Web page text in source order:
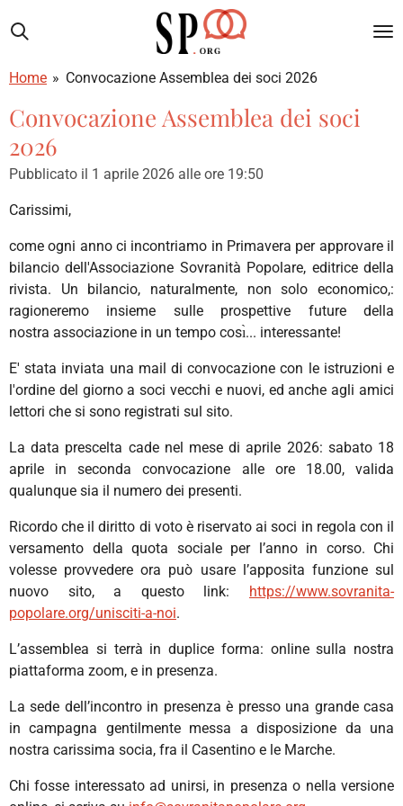
al
principale
Home » Convocazione Assemblea dei soci 2026
Convocazione Assemblea dei soci
2026
Pubblicato il 1 aprile 2026 alle ore 19:50
Carissimi,
come ogni anno ci incontriamo in Primavera per approvare il
bilancio dell'Associazione Sovranità Popolare, editrice della
rivista. Un bilancio, naturalmente, non solo economico,:
ragioneremo insieme sulle prospettive future della
nostra associazione in un tempo cosı̀... interessante!
E' stata inviata una mail di convocazione con le istruzioni e
l'ordine del giorno a soci vecchi e nuovi, ed anche agli amici
lettori che si sono registrati sul sito.
La data prescelta cade nel mese di aprile 2026: sabato 18
aprile in seconda convocazione alle ore 18.00, valida
qualunque sia il numero dei presenti.
Ricordo che il diritto di voto è riservato ai soci in regola con il
versamento della quota sociale per l’anno in corso. Chi
volesse provvedere ora può usare l’apposita funzione sul
nuovo sito, a questo link: https://www.sovranita-
popolare.org/unisciti-a-noi.
L’assemblea si terrà in duplice forma: online sulla nostra
piattaforma zoom, e in presenza.
La sede dell’incontro in presenza è presso una grande casa
in campagna gentilmente messa a disposizione da una
nostra carissima socia, fra il Casentino e le Marche.
Chi fosse interessato ad unirsi, in presenza o nella versione